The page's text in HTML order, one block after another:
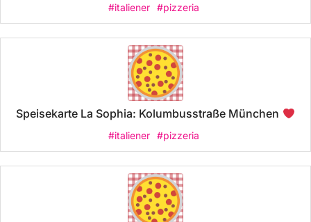
#italiener #pizzeria
Speisekarte La Sophia: Kolumbusstraße München
#italiener #pizzeria